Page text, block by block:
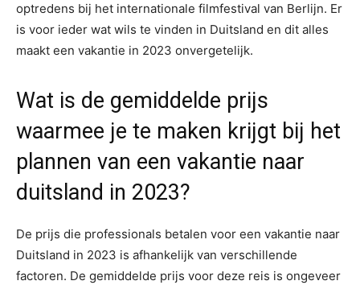
optredens bij het internationale filmfestival van Berlijn. Er
is voor ieder wat wils te vinden in Duitsland en dit alles
maakt een vakantie in 2023 onvergetelijk.
Wat is de gemiddelde prijs
waarmee je te maken krijgt bij het
plannen van een vakantie naar
duitsland in 2023?
De prijs die professionals betalen voor een vakantie naar
Duitsland in 2023 is afhankelijk van verschillende
factoren. De gemiddelde prijs voor deze reis is ongeveer